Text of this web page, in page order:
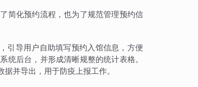
简化预约流程，也为了规范管理预约信
引导用户自助填写预约入馆信息，方便
统后台，并形成清晰规整的统计表格。
并导出，用于防疫上报工作。